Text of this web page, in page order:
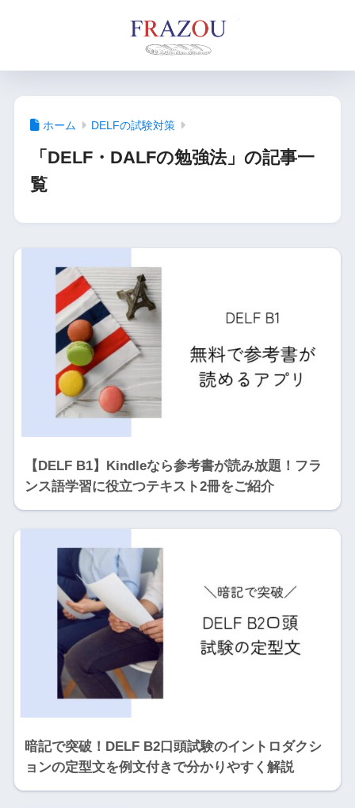
ホーム DELFの試験対策
「DELF・DALFの勉強法」の記事一
覧
【DELF B1】Kindleなら参考書が読み放題！フラ
ンス語学習に役立つテキスト2冊をご紹介
暗記で突破！DELF B2口頭試験のイントロダクシ
ョンの定型文を例文付きで分かりやすく解説